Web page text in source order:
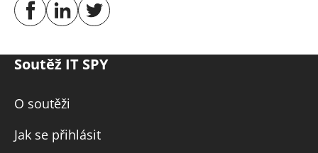
Soutěž IT SPY
O soutěži
Jak se přihlásit